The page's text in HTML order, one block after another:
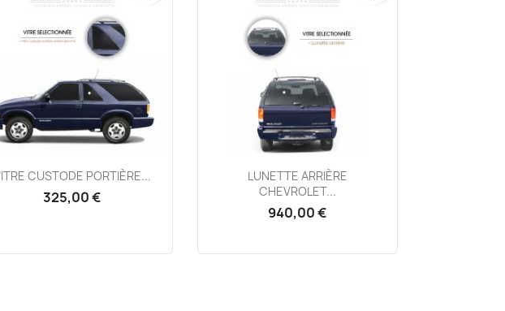
Aperçu rapide
CUSTODE PORTIÈRE...
325,00 €
Aperçu rapide
LUNETTE ARRIÈRE
CHEVROLET...
940,00 €